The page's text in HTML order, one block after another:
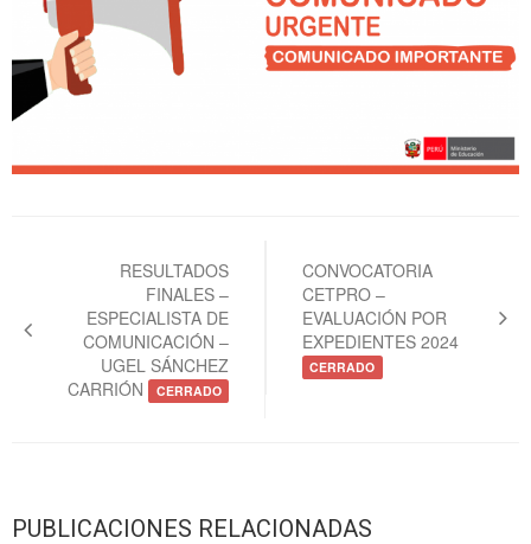
entradas
RESULTADOS
FINALES –
ESPECIALISTA DE
COMUNICACIÓN –
UGEL SÁNCHEZ
CARRIÓN CERRADO
CONVOCATORIA
CETPRO –
EVALUACIÓN POR
EXPEDIENTES 2024
CERRADO
PUBLICACIONES RELACIONADAS